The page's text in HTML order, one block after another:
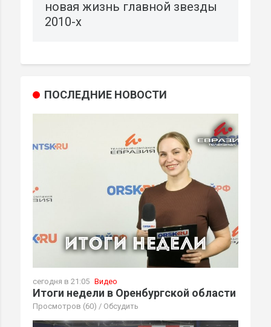
новая жизнь главной звезды
2010-х
ПОСЛЕДНИЕ НОВОСТИ
сегодня в 21:05 Видео
Итоги недели в Оренбургской области
Просмотров (60) / Обсудить